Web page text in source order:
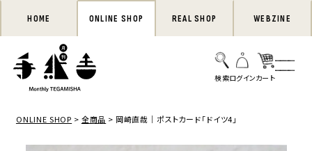
HOME ONLINE SHOP REAL SHOP WEBZINE
ONLINE SHOP 全商品 岡崎直哉｜ポストカード「ドイツ4」